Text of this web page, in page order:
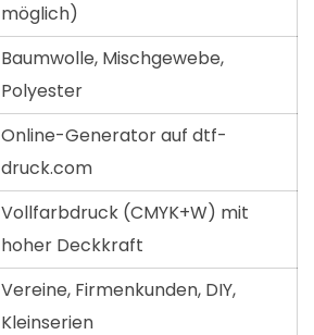
möglich)
Baumwolle, Mischgewebe,
Polyester
Online-Generator auf dtf-
druck.com
Vollfarbdruck (CMYK+W) mit
hoher Deckkraft
Vereine, Firmenkunden, DIY,
Kleinserien